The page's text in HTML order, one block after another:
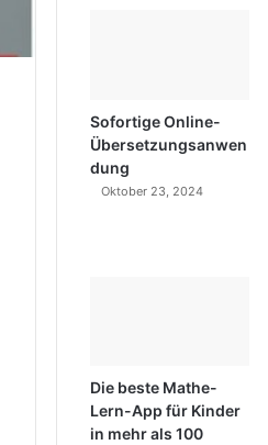
Sofortige Online-
Übersetzungsanwen
dung
Oktober 23, 2024
Die beste Mathe-
Lern-App für Kinder
in mehr als 100